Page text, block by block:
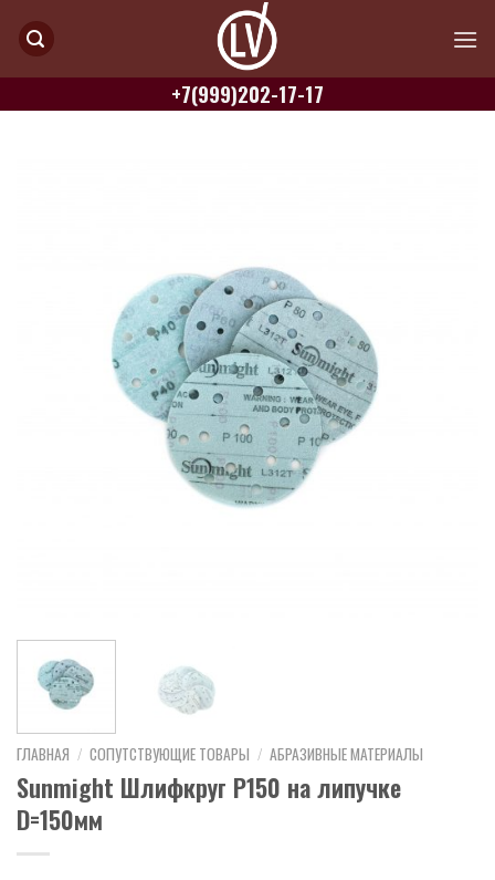
+7(999)202-17-17
ГЛАВНАЯ / СОПУТСТВУЮЩИЕ ТОВАРЫ / АБРАЗИВНЫЕ МАТЕРИАЛЫ
Sunmight Шлифкруг Р150 на липучке
D=150мм